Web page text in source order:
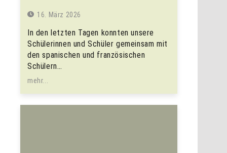
16. März 2026
In den letzten Tagen konnten unsere
Schülerinnen und Schüler gemeinsam mit
den spanischen und französischen
Schülern…
mehr...